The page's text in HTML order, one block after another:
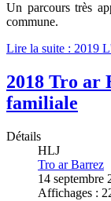
Un parcours très
commune.
Lire la suite : 2019
2018 Tro ar
familiale
Détails
HLJ
Tro ar Barrez
14 septembre
Affichages :